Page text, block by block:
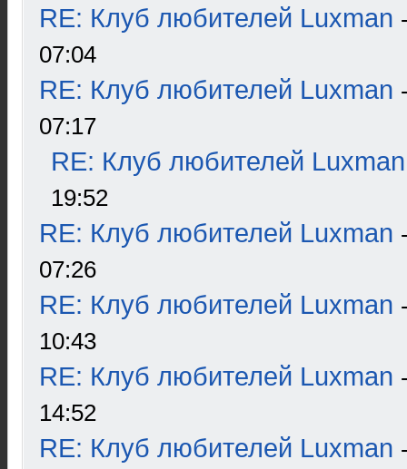
RE: Клуб любителей Luxman
07:04
RE: Клуб любителей Luxman
07:17
RE: Клуб любителей Luxman
19:52
RE: Клуб любителей Luxman
07:26
RE: Клуб любителей Luxman
10:43
RE: Клуб любителей Luxman
14:52
RE: Клуб любителей Luxman